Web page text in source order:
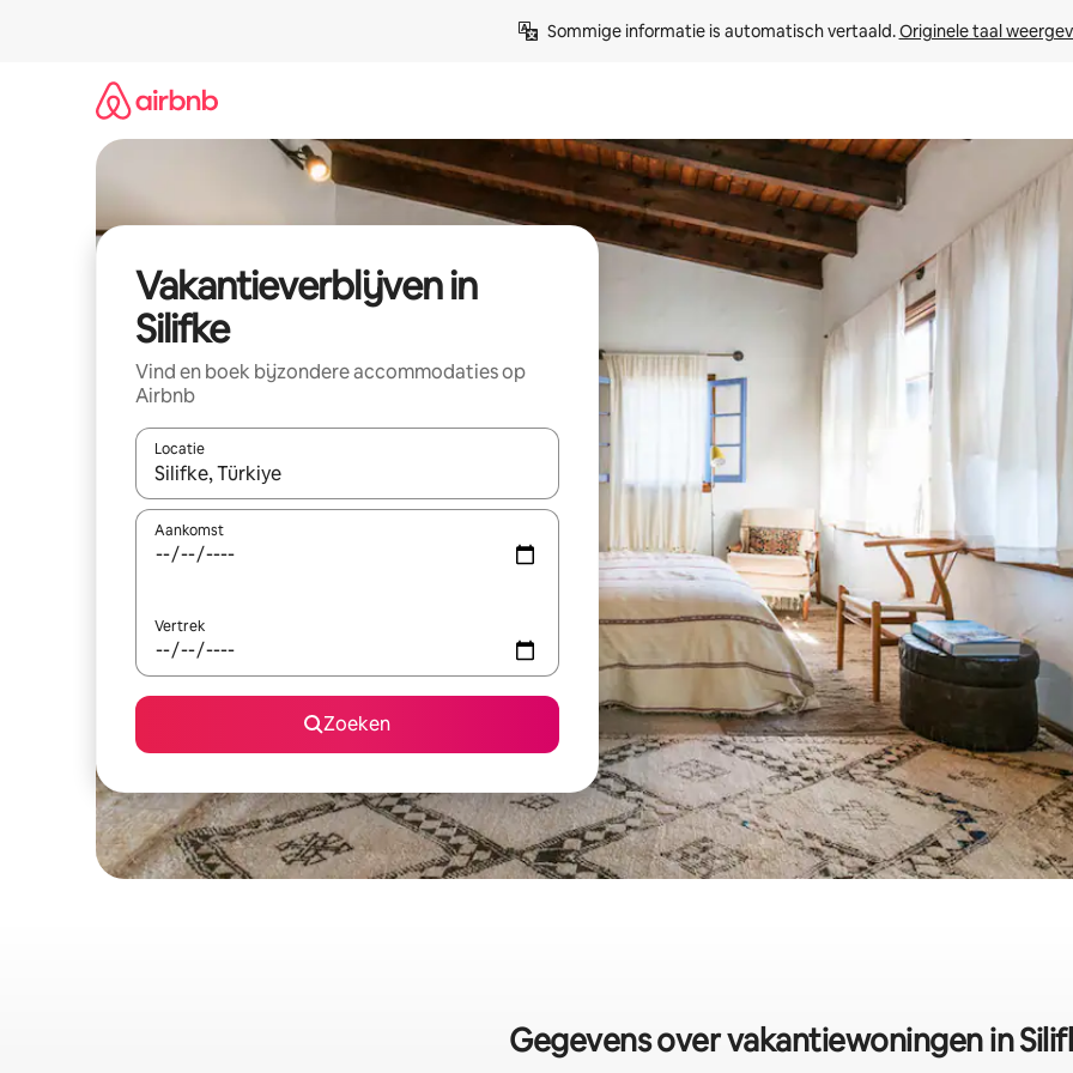
Sommige informatie is automatisch vertaald. Originele taal
Vakantieverblijven in
Silifke
Vind en boek bijzondere accommodaties op
Airbnb
Locatie
Wanneer er resultaten beschikbaar zijn, maak je een keuze met je de pijltjestoetsen omhoog en omlaag, óf door te
Aankomst
Vertrek
Zoeken
Gegevens over vakantiewoningen in